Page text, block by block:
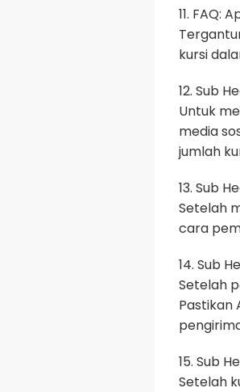
11. FAQ:
kursi
12. Sub
Untuk
media
jumlah
13. Sub
Setelah
cara
14. Sub
Setelah
Pastikan
15. Sub
Setelah